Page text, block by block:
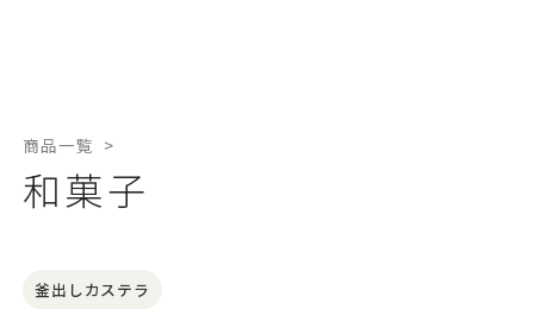
商品一覧
和菓子
釜出しカステラ